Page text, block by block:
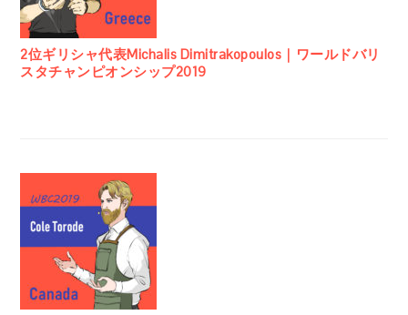
2位ギリシャ代表Michalis Dimitrakopoulos｜ワールドバリ
スタチャンピオンシップ2019